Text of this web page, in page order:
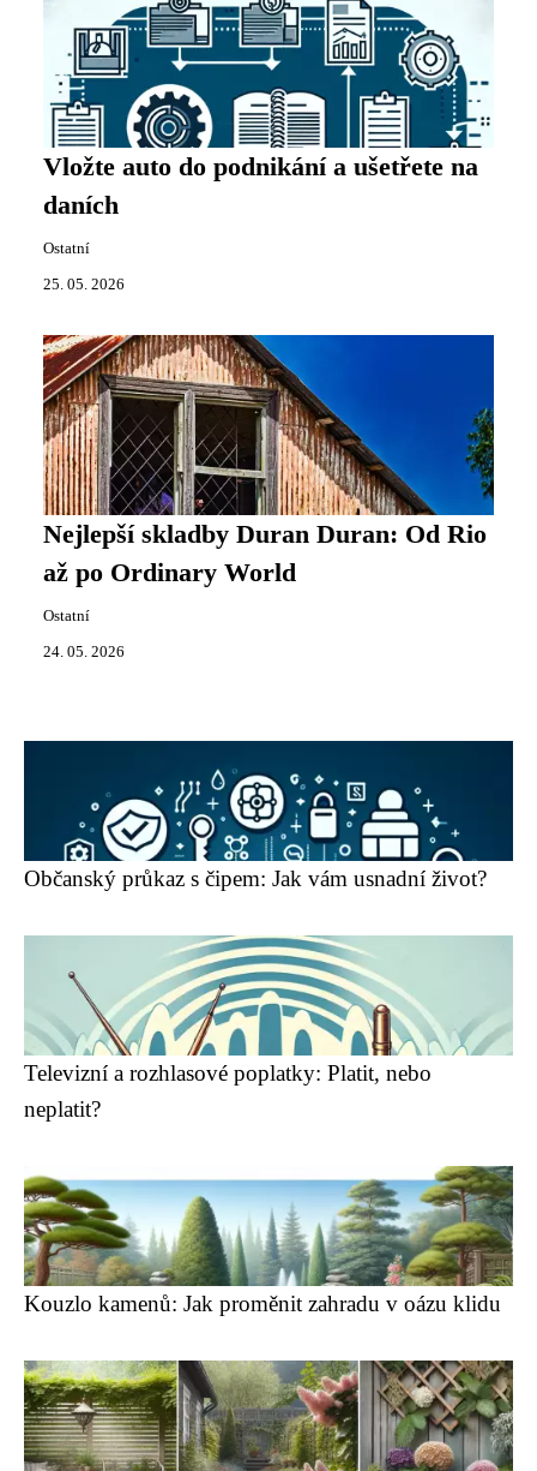
Vložte auto do podnikání a ušetřete na
daních
Ostatní
25. 05. 2026
Nejlepší skladby Duran Duran: Od Rio
až po Ordinary World
Ostatní
24. 05. 2026
Občanský průkaz s čipem: Jak vám usnadní život?
Televizní a rozhlasové poplatky: Platit, nebo
neplatit?
Kouzlo kamenů: Jak proměnit zahradu v oázu klidu